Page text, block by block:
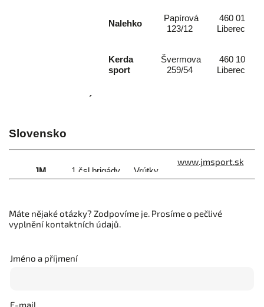
Nalehko
Papírová
123/12
460 01
Liberec
Kerda
sport
Švermova
259/54
460 10
Liberec
outdoor
00
Brno-střed
Běž.cz
Politických
Frýdek
Slovensko
JM
sport
1.čsl.brigády
17
Vrútky,
038 61
www.jmsport.sk
Máte nějaké otázky? Zodpovíme je. Prosíme o pečlivé
vyplnění kontaktních údajů.
Jméno a příjmení
E-mail